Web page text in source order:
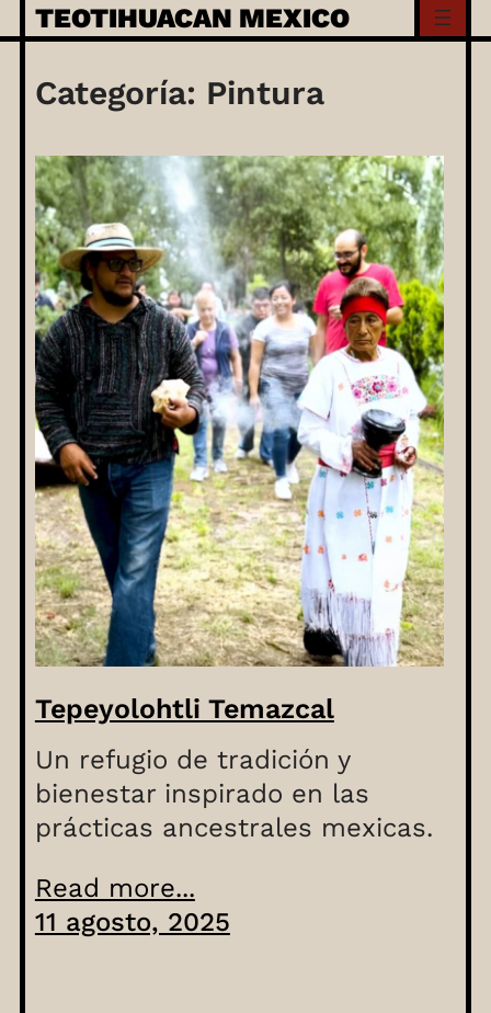
Skip
to
content
TEOTIHUACAN MEXICO
Categoría: Pintura
Tepeyolohtli Temazcal
Un refugio de tradición y
bienestar inspirado en las
prácticas ancestrales mexicas.
Read more...
11 agosto, 2025